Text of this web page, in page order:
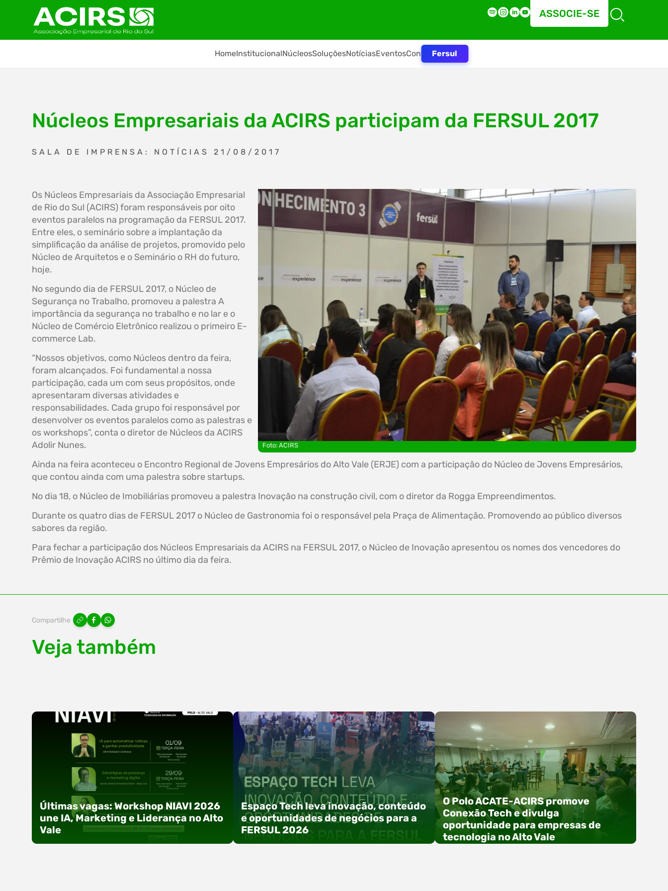
ASSOCIE-SE
HomeInstitucionalNúcleosSoluçõesNotíciasEventosContatoFersul
Núcleos Empresariais da ACIRS participam da FERSUL 2017
SALA DE IMPRENSA: NOTÍCIAS 21/08/2017
Foto: ACIRS
Os Núcleos Empresariais da Associação Empresarial
de Rio do Sul (ACIRS) foram responsáveis por oito
eventos paralelos na programação da FERSUL 2017.
Entre eles, o seminário sobre a implantação da
simplificação da análise de projetos, promovido pelo
Núcleo de Arquitetos e o Seminário o RH do futuro,
hoje.
No segundo dia de FERSUL 2017, o Núcleo de
Segurança no Trabalho, promoveu a palestra A
importância da segurança no trabalho e no lar e o
Núcleo de Comércio Eletrônico realizou o primeiro E-
commerce Lab.
“Nossos objetivos, como Núcleos dentro da feira,
foram alcançados. Foi fundamental a nossa
participação, cada um com seus propósitos, onde
apresentaram diversas atividades e
responsabilidades. Cada grupo foi responsável por
desenvolver os eventos paralelos como as palestras e
os workshops”, conta o diretor de Núcleos da ACIRS
Adolir Nunes.
Ainda na feira aconteceu o Encontro Regional de Jovens Empresários do Alto Vale (ERJE) com a participação do Núcleo de Jovens Empresários,
que contou ainda com uma palestra sobre startups.
No dia 18, o Núcleo de Imobiliárias promoveu a palestra Inovação na construção civil, com o diretor da Rogga Empreendimentos.
Durante os quatro dias de FERSUL 2017 o Núcleo de Gastronomia foi o responsável pela Praça de Alimentação. Promovendo ao público diversos
sabores da região.
Para fechar a participação dos Núcleos Empresariais da ACIRS na FERSUL 2017, o Núcleo de Inovação apresentou os nomes dos vencedores do
Prêmio de Inovação ACIRS no último dia da feira.
Compartilhe
Veja também
Últimas vagas: Workshop NIAVI 2026
une IA, Marketing e Liderança no Alto
Vale
Espaço Tech leva inovação, conteúdo
e oportunidades de negócios para a
FERSUL 2026
O Polo ACATE-ACIRS promove
Conexão Tech e divulga
oportunidade para empresas de
tecnologia no Alto Vale